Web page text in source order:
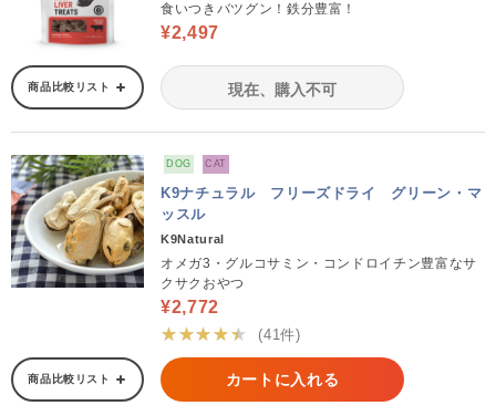
食いつきバツグン！鉄分豊富！
¥2,497
商品比較リスト 現在、購入不可
DOG CAT
K9ナチュラル フリーズドライ グリーン・マ
ッスル
K9Natural
オメガ3・グルコサミン・コンドロイチン豊富なサ
クサクおやつ
¥2,772
★★★★★
(41件)
商品比較リスト カートに入れる